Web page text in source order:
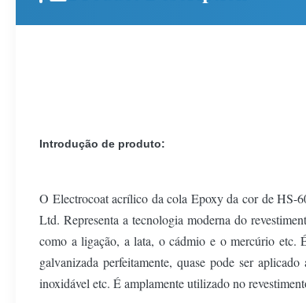
Introdução de produto:
O Electrocoat acrílico da cola Epoxy da cor de HS-
Ltd. Representa a tecnologia moderna do
como a ligação, a lata, o cádmio e o mercúrio etc.
galvanizada perfeitamente, quase pode ser
inoxidável etc. É amplamente utilizado no